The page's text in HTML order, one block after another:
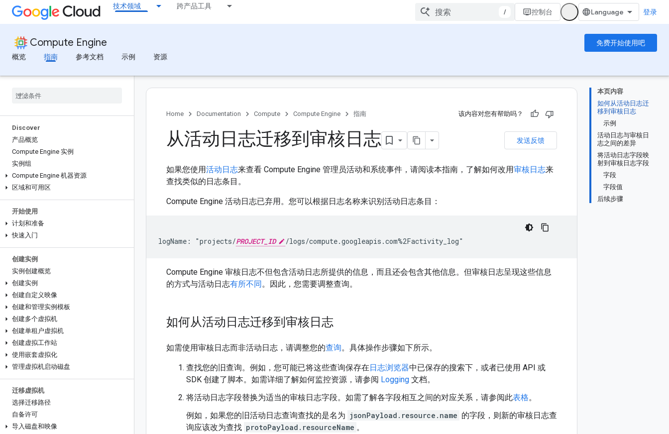
技术领域 跨产品工具
/ 控制台 登录
Compute Engine
免费开始使用吧
概览
指南 参考文档 示例 资源
Discover
产品概览
Compute Engine 实例
实例组
Compute Engine 机器资源
区域和可用区
开始使用
计划和准备
快速入门
创建实例
实例创建概览
创建实例
创建自定义映像
创建和管理实例模板
创建多个虚拟机
创建单租户虚拟机
创建虚拟工作站
使用嵌套虚拟化
管理虚拟机启动磁盘
迁移虚拟机
选择迁移路径
自备许可
导入磁盘和映像
本页内容
如何从活动日志迁
移到审核日志
示例
活动日志与审核日
志之间的差异
将活动日志字段映
射到审核日志字段
字段
字段值
后续步骤
Home Documentation Compute Compute Engine 指南 该内容对您有帮助吗？
发送反馈
从活动日志迁移到审核日志
如果您使用活动日志来查看 Compute Engine 管理员活动和系统事件，请阅读本指南，了解如何改用审核日志来
查找类似的日志条目。
Compute Engine 活动日志已弃用。您可以根据日志名称来识别活动日志条目：
logName: "projects/PROJECT_ID
Compute Engine 审核日志不但包含活动日志所提供的信息，而且还会包含其他信息。但审核日志呈现这些信息
的方式与活动日志有所不同。因此，您需要调整查询。
如何从活动日志迁移到审核日志
如需使用审核日志而非活动日志，请调整您的查询。具体操作步骤如下所示。
查找您的旧查询。例如，您可能已将这些查询保存在日志浏览器中已保存的搜索下，或者已使用 API 或
SDK 创建了脚本。如需详细了解如何监控资源，请参阅 Logging 文档。
将活动日志字段替换为适当的审核日志字段。如需了解各字段相互之间的对应关系，请参阅此表格。
例如，如果您的旧活动日志查询查找的是名为 jsonPayload.resource.name 的字段，则新的审核日志查
询应该改为查找 protoPayload.resourceName 。